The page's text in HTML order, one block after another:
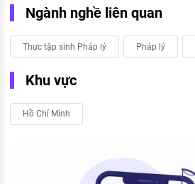
Ngành nghề liên quan
Thực tập sinh Pháp lý Pháp lý
Khu vực
Hồ Chí Minh